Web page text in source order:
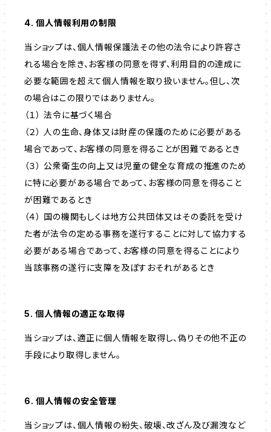
4. 個人情報利用の制限
当ショップは、個人情報保護法その他の法令により許容さ
れる場合を除き、お客様の同意を得ず、利用目的の達成に
必要な範囲を超えて個人情報を取り扱いません。但し、次
の場合はこの限りではありません。
（１） 法令に基づく場合
（２） 人の生命、身体又は財産の保護のために必要がある
場合であって、お客様の同意を得ることが困難であるとき
（３） 公衆衛生の向上又は児童の健全な育成の推進のため
に特に必要がある場合であって、お客様の同意を得ること
が困難であるとき
（４） 国の機関もしくは地方公共団体又はその委託を受け
た者が法令の定める事務を遂行することに対して協力する
必要がある場合であって、お客様の同意を得ることにより
当該事務の遂行に支障を及ぼすおそれがあるとき
5. 個人情報の適正な取得
当ショップは、適正に個人情報を取得し、偽りその他不正の
手段により取得しません。
6. 個人情報の安全管理
当ショップは、個人情報の紛失、破壊、改ざん及び漏洩など